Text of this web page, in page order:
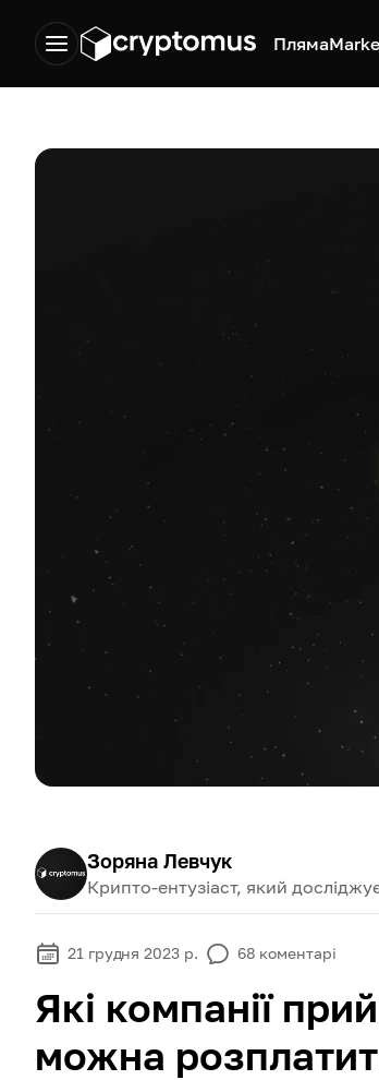
Пляма
Зоряна Левчук
Крипто-ентузіаст, який
21 грудня 2023 р. 68 коментарі
Які компанії
можна